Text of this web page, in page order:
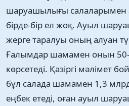
шаруашылығы салаларымен
бірде-бір ел жоқ. Ауыл
жерге таралуы оның алуан
Ғалымдар шамамен онын 50-
көрсетеді. Қазіргі мəлімет
бұл салада шамамен 1,3
еңбек етеді, оған ауыл